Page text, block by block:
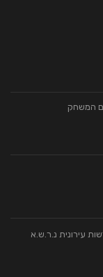
המשחק
עירונית נ.ר.ש.א